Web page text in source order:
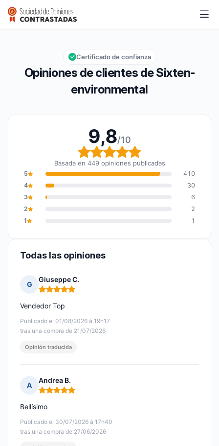
Sixten-environmental
Calificación global: 9,8 de 10
9,8/10
Opiniones de clientes de Sixten-
environmental
Certificado de confianza
9,8/10
Calificación global: 9,8
Basada en 449 opiniones publicadas
5
410
4
30
3
6
2
2
1
1
Todas las opiniones
G
Giuseppe C.
Nota: 5 de 5
Publicado el 01/08/2026 à 19h17
tras una compra de 21/07/2026
Vendedor Top
Opinión traducida
A
Andrea B.
Nota: 5 de 5
Publicado el 30/07/2026 à 17h40
tras una compra de 27/06/2026
Bellísimo